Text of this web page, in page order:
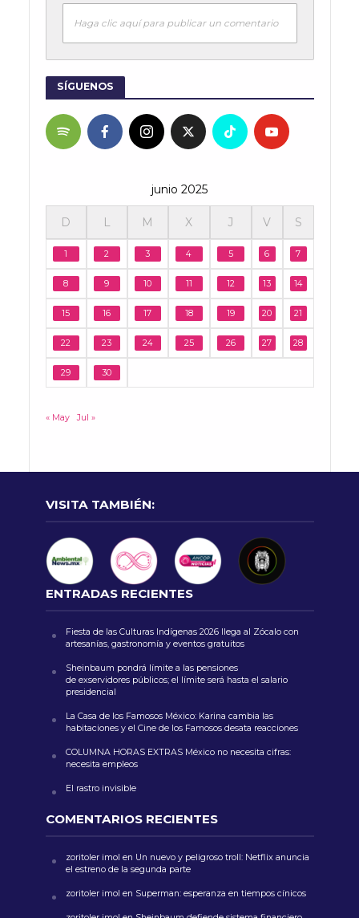
Haga clic aquí para publicar un comentario
SÍGUENOS
junio 2025
D L M X J V S
1 2 3 4 5 6 7
8 9 10 11 12 13 14
15 16 17 18 19 20 21
22 23 24 25 26 27 28
29 30
« May Jul »
VISITA TAMBIÉN:
ENTRADAS RECIENTES
Fiesta de las Culturas Indígenas 2026 llega al Zócalo con
artesanías, gastronomía y eventos gratuitos
Sheinbaum pondrá límite a las pensiones
de exservidores públicos; el límite será hasta el salario
presidencial
La Casa de los Famosos México: Karina cambia las
habitaciones y el Cine de los Famosos desata reacciones
COLUMNA HORAS EXTRAS México no necesita cifras:
necesita empleos
El rastro invisible
COMENTARIOS RECIENTES
zoritoler imol en Un nuevo y peligroso troll: Netflix anuncia
el estreno de la segunda parte
zoritoler imol en Superman: esperanza en tiempos cínicos